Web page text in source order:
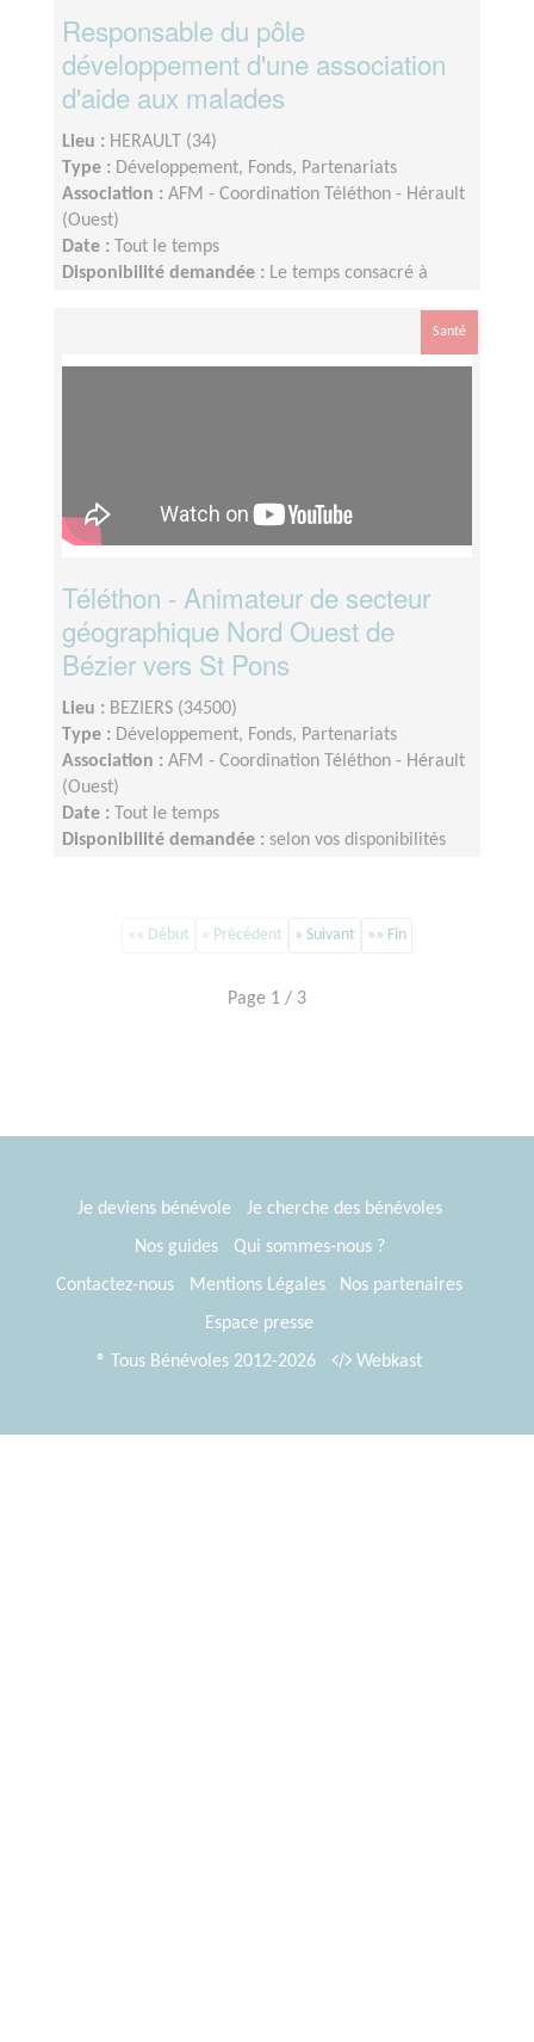
Responsable du pôle
développement d'une association
d'aide aux malades
Lieu : HERAULT (34)
Type : Développement, Fonds, Partenariats
Association : AFM - Coordination Téléthon - Hérault
(Ouest)
Date :
Tout le temps
Disponibilité demandée : Le temps consacré à
sollicitation est plus importante de Septembre àSanté
Téléthon - Animateur de secteur
géographique Nord Ouest de
Bézier vers St Pons
Lieu : BEZIERS (34500)
Type : Développement, Fonds, Partenariats
Association : AFM - Coordination Téléthon - Hérault
(Ouest)
Date :
Tout le temps
Disponibilité demandée : selon vos disponibilités
«« Début « Précédent » Suivant »» Fin
Page 1 / 3
Je deviens bénévole
Je cherche des bénévoles
Nos guides
Qui sommes-nous ?
Contactez-nous
Mentions Légales
Nos partenaires
Espace presse
® Tous Bénévoles 2012-2026
Webkast